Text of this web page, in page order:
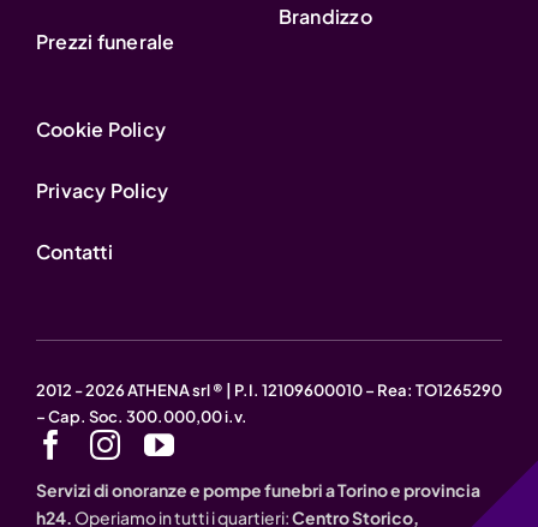
Prezzi funerale
Brandizzo
Cookie Policy
Privacy Policy
Contatti
2012 - 2026 ATHENA srl ® | P.I. 12109600010 – Rea: TO1265290
– Cap. Soc. 300.000,00 i.v.
Servizi di onoranze e pompe funebri a Torino e provincia
h24. Operiamo in tutti i quartieri:Centro Storico,